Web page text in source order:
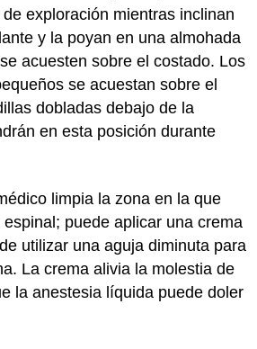
exploración mientras inclinan
y la poyan en una almohada
acuesten sobre el costado. Los
se acuestan sobre el
dobladas debajo de la
en esta posición durante
limpia la zona en la que
puede aplicar una crema
utilizar una aguja diminuta para
La crema alivia la molestia de
la anestesia líquida puede doler